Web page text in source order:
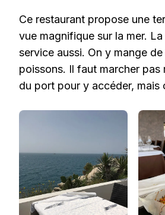
Ce restaurant propose une
vue magnifique sur la mer.
service aussi. On y mange
poissons. Il faut marcher pas
du port pour y accéder, mais